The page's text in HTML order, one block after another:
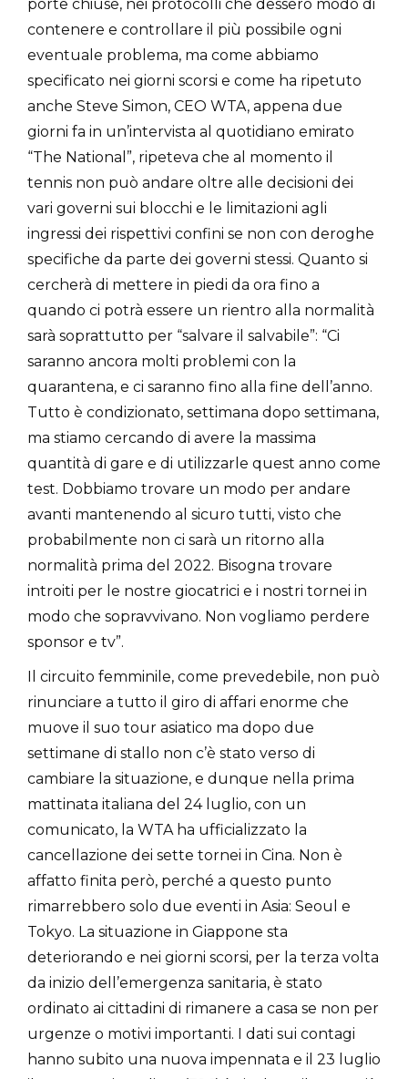
porte chiuse, nei protocolli che dessero modo di
contenere e controllare il più possibile ogni
eventuale problema, ma come abbiamo
specificato nei giorni scorsi e come ha ripetuto
anche Steve Simon, CEO WTA, appena due
giorni fa in un’intervista al quotidiano emirato
“The National”, ripeteva che al momento il
tennis non può andare oltre alle decisioni dei
vari governi sui blocchi e le limitazioni agli
ingressi dei rispettivi confini se non con deroghe
specifiche da parte dei governi stessi. Quanto si
cercherà di mettere in piedi da ora fino a
quando ci potrà essere un rientro alla normalità
sarà soprattutto per “salvare il salvabile”: “Ci
saranno ancora molti problemi con la
quarantena, e ci saranno fino alla fine dell’anno.
Tutto è condizionato, settimana dopo settimana,
ma stiamo cercando di avere la massima
quantità di gare e di utilizzarle quest anno come
test. Dobbiamo trovare un modo per andare
avanti mantenendo al sicuro tutti, visto che
probabilmente non ci sarà un ritorno alla
normalità prima del 2022. Bisogna trovare
introiti per le nostre giocatrici e i nostri tornei in
modo che sopravvivano. Non vogliamo perdere
sponsor e tv”.
Il circuito femminile, come prevedebile, non può
rinunciare a tutto il giro di affari enorme che
muove il suo tour asiatico ma dopo due
settimane di stallo non c’è stato verso di
cambiare la situazione, e dunque nella prima
mattinata italiana del 24 luglio, con un
comunicato, la WTA ha ufficializzato la
cancellazione dei sette tornei in Cina. Non è
affatto finita però, perché a questo punto
rimarrebbero solo due eventi in Asia: Seoul e
Tokyo. La situazione in Giappone sta
deteriorando e nei giorni scorsi, per la terza volta
da inizio dell’emergenza sanitaria, è stato
ordinato ai cittadini di rimanere a casa se non per
urgenze o motivi importanti. I dati sui contagi
hanno subito una nuova impennata e il 23 luglio